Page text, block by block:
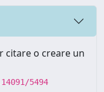
citare o creare un
5494